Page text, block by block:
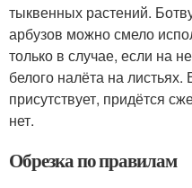
тыквенных растений.
арбузов можно смело
только в случае, если на
белого налёта на
присутствует, придётся
нет.
Обрезка по правилам